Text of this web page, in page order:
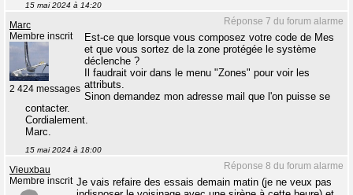
15 mai 2024 à 14:20
Réponse 7 du forum alarme
Marc
Membre inscrit
2 424 messages
Est-ce que lorsque vous composez votre code de Mes
et que vous sortez de la zone protégée le système
déclenche ?
Il faudrait voir dans le menu "Zones" pour voir les
attributs.
Sinon demandez mon adresse mail que l'on puisse se
contacter.
Cordialement.
Marc.
15 mai 2024 à 18:00
Réponse 8 du forum alarme
Vieuxbau
Membre inscrit Je vais refaire des essais demain matin (je ne veux pas